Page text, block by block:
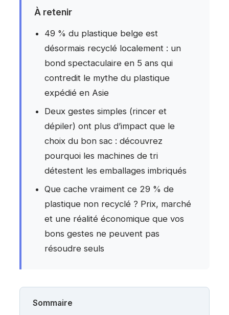
À retenir
49 % du plastique belge est
désormais recyclé localement : un
bond spectaculaire en 5 ans qui
contredit le mythe du plastique
expédié en Asie
Deux gestes simples (rincer et
dépiler) ont plus d’impact que le
choix du bon sac : découvrez
pourquoi les machines de tri
détestent les emballages imbriqués
Que cache vraiment ce 29 % de
plastique non recyclé ? Prix, marché
et une réalité économique que vos
bons gestes ne peuvent pas
résoudre seuls
Sommaire